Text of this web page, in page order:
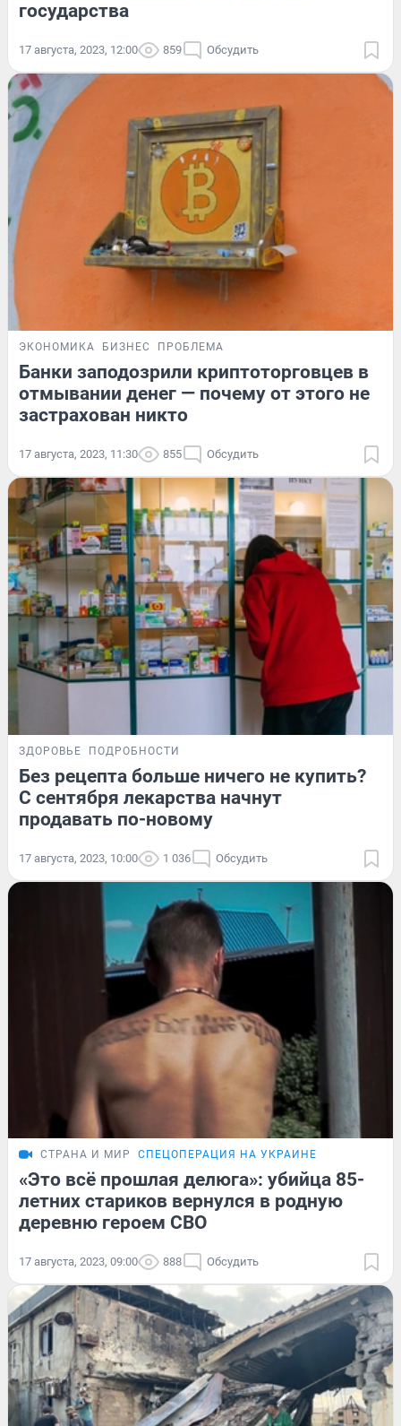
государства
17 августа, 2023, 12:00 859 Обсудить
ЭКОНОМИКА БИЗНЕС ПРОБЛЕМА
Банки заподозрили криптоторговцев в
отмывании денег — почему от этого не
застрахован никто
17 августа, 2023, 11:30 855 Обсудить
ЗДОРОВЬЕ ПОДРОБНОСТИ
Без рецепта больше ничего не купить?
С сентября лекарства начнут
продавать по-новому
17 августа, 2023, 10:00 1 036 Обсудить
СТРАНА И МИР СПЕЦОПЕРАЦИЯ НА УКРАИНЕ
«Это всё прошлая делюга»: убийца 85-
летних стариков вернулся в родную
деревню героем СВО
17 августа, 2023, 09:00 888 Обсудить